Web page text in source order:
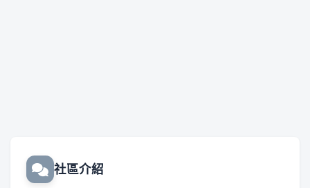
社區介紹